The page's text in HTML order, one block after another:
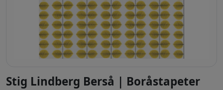
Stig Lindberg Berså | Boråstapeter